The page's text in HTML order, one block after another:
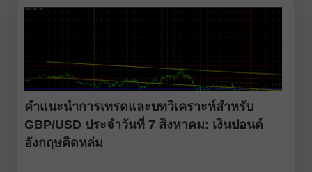
คำแนะนำการเทรดและบทวิเคราะห์สำหรับ
GBP/USD ประจำวันที่ 7 สิงหาคม: เงินปอนด์
อังกฤษติดหล่ม